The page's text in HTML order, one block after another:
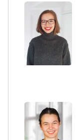
Bild
Bild